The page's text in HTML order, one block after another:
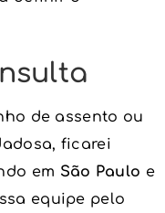
de assento ou
ficarei
em São Paulo e
equipe pelo